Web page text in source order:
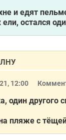
и едят
остался
12:00
один другого
пляже с